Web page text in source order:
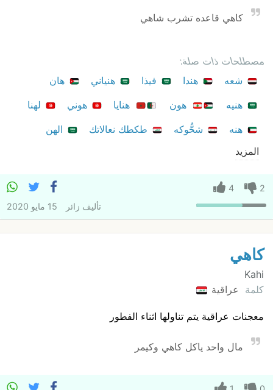
كاهي قاعده تشرب شاهي
مصطلحات ذات صلة:
شعه
هندا فيذا هنياني
هان
هنيه
هون هنايا هوني
لهنا
هنه
شحُّوكه طكطك نعالاتك
الهن
المزيد
2
4
تأليف زائر 15 مايو 2020
كاهي
Kahi
كلمة
عراقية
معجنات عراقية يتم تناولها اثناء الفطور
مال واحد ياكل كاهي وكيمر